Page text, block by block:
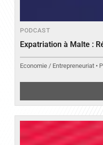
PODCAST
Expatriation à Malte :
Economie / Entrepreneuriat •